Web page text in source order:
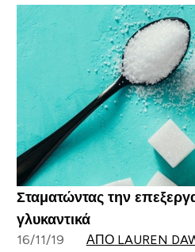
Σταματώντας την
γλυκαντικά
16/11/19 ΑΠΌ LAUREN